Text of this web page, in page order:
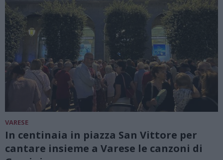
VARESE
In centinaia in piazza San Vittore per
cantare insieme a Varese le canzoni di